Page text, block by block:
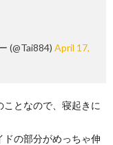
(@Tai884) April 17,
となので、寝起きに
の部分がめっちゃ伸